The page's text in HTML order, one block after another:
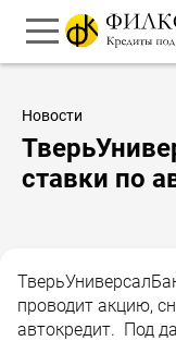
Новости
ставки по
проводит акцию,
автокредит. Под